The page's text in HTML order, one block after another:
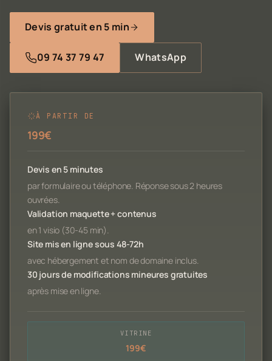
Devis gratuit en 5 min
09 74 37 79 47 WhatsApp
À PARTIR DE
199€
Devis en 5 minutes
par formulaire ou téléphone. Réponse sous 2 heures
ouvrées.
Validation maquette + contenus
en 1 visio (30-45 min).
Site mis en ligne sous 48-72h
avec hébergement et nom de domaine inclus.
30 jours de modifications mineures gratuites
après mise en ligne.
VITRINE
199€